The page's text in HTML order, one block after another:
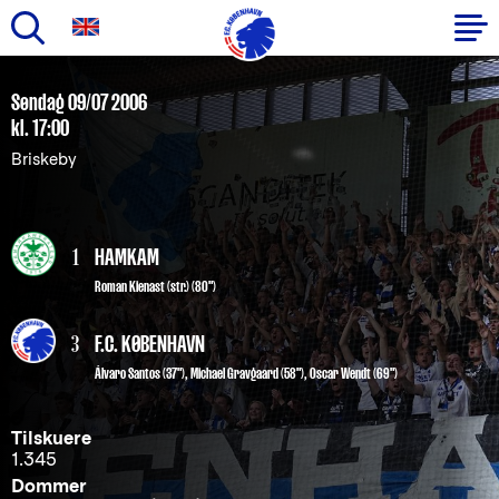
til
hovedindhold
Primær
navigation
Søndag 09/07 2006
kl. 17:00
Briskeby
1 HAMKAM
Roman Kienast (str.) (80")
3 F.C. KØBENHAVN
Álvaro Santos(37"),Michael Gravgaard(58"),Oscar Wendt(69")
Tilskuere
1.345
Dommer